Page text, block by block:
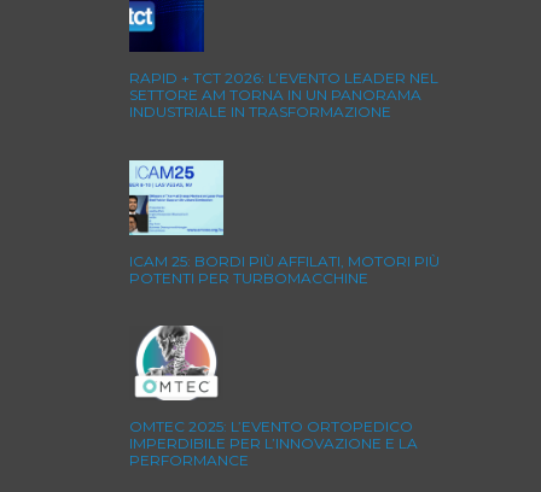
RAPID + TCT 2026: L’EVENTO LEADER NEL
SETTORE AM TORNA IN UN PANORAMA
INDUSTRIALE IN TRASFORMAZIONE
ICAM 25: BORDI PIÙ AFFILATI, MOTORI PIÙ
POTENTI PER TURBOMACCHINE
OMTEC 2025: L’EVENTO ORTOPEDICO
IMPERDIBILE PER L’INNOVAZIONE E LA
PERFORMANCE